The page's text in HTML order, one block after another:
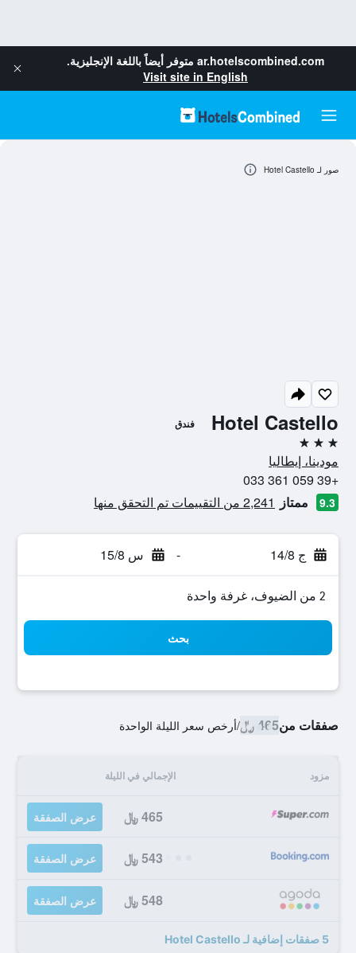
ar.hotelscombined.com متوفر أيضاً باللغة الإنجليزية.
Visit site in English
Hotel Castello فندق
3 نجوم
مودينا، إيطاليا
+39 059 361 033
9.3 ممتاز 2,241 من التقييمات تم التحقق منها
ج 14/8 - س 15/8
2 من الضيوف، غرفة واحدة
بحث
صفقات من465 ﷼ /أرخص سعر الليلة الواحدة
مزود الإجمالي في الليلة
465 ﷼ عرض الصفقة
543 ﷼ عرض الصفقة
548 ﷼ عرض الصفقة
5 صفقات إضافية لـ Hotel Castello
صور لـ Hotel Castello